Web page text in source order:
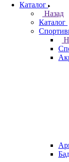
Каталог
Назад
Каталог